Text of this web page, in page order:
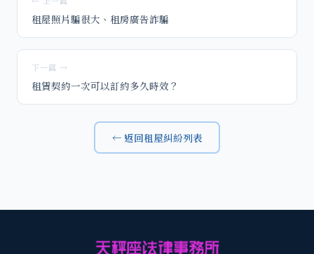
租屋照片騙很大、租房廣告詐騙
下一篇 →
租賃契約一次可以訂約多久時效？
← 返回租屋糾紛列表